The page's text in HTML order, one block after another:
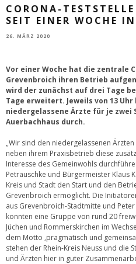
CORONA-
SEIT EINER WOCHE
26. MÄRZ 2020
Vor einer Woche hat die zentrale
Grevenbroich ihren Betrieb
wird der zunächst auf drei Tage
Tage erweitert. Jeweils von 13 Uhr
niedergelassene Ärzte für je zwei
Auerbachhaus durch.
„Wir sind den niedergelassenen
neben ihrem Praxisbetrieb diese
Interesse des Gemeinwohls
Petrauschke und Bürgermeister Klaus
Kreis und Stadt den Start und den
Grevenbroich ermöglicht. Die
aus Grevenbroich-Stadtmitte und
konnten eine Gruppe von rund 20
Jüchen und Rommerskirchen im
dem Motto ‚pragmatisch und
stehen der Rhein-Kreis Neuss und die
und Ärzten hier in guter